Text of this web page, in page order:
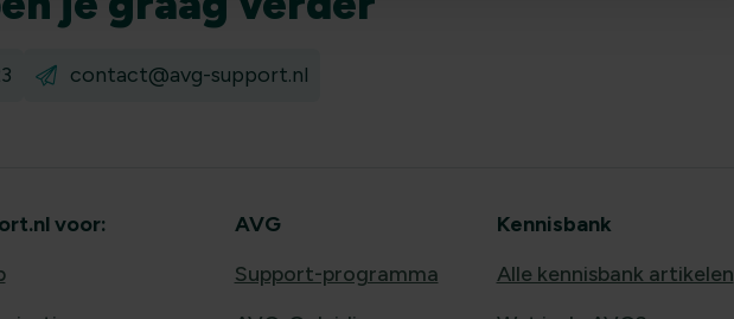
contact@avg-support.nl
voor:
AVG
Support-programma
Kennisbank
Alle kennisbank artikelen